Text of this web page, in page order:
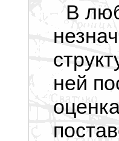
В
ней